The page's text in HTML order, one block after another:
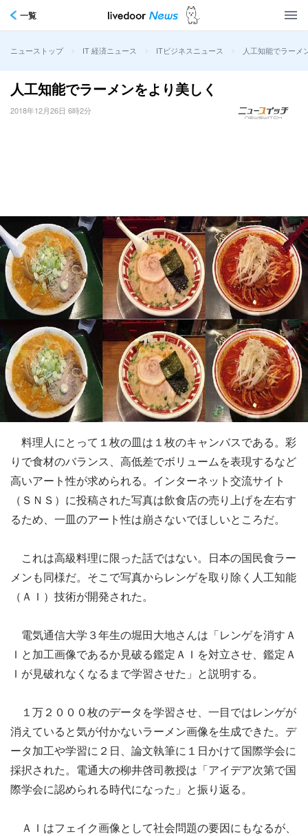
一覧
ニューストップ > IT 経済ニュース > ITビジネスニュース > 人工知能でラーメ
人工知能でラーメンをより美しく
2018年12月26日 6時2分
料理人にとって１枚の皿は１枚のキャンバスである。彩
りで食材のバランス、高低差でボリュームを表現するなど
高いアート性が求められる。インターネット交流サイト
（ＳＮＳ）に投稿された写真は飲食店の売り上げを左右す
るため、一皿のアート性は崩さないでほしいところだ。
これは高級料理に限った話ではない。日本の国民食ラー
メンも同様だ。そこで写真からレンゲを取り除く人工知能
（ＡＩ）技術が開発された。
電気通信大学３年生の堀田大地さんは「レンゲを消すＡ
Ｉと加工画像であるか見破る鑑定ＡＩを対立させ、鑑定Ａ
Ｉが見破れなくなるまで学習させた」と説明する。
１万２０００枚のデータを学習させ、一目ではレンゲが
消えていると気が付かないラーメン画像を生成できた。デ
ータ加工や学習に２日、論文執筆に１日かけて国際学会に
採択された。電通大の柳井啓司教授は「アイデア次第で国
際学会に認められる時代になった」と振り返る。
ＡＩはフェイク画像として社会問題の要因にもなるが、